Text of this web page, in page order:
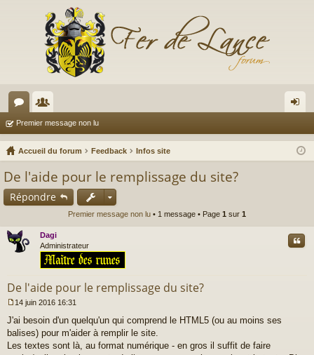
or
u
e
m ne
Premier message non lu
Accueil du forum Feedback Infos site
De l'aide pour le remplissage du site?
Répondre
Premier message non lu • 1 message • Page 1 sur 1
Dagi
Administrateur
De l'aide pour le remplissage du site?
Citer
e
s
14 juin 2016 16:31
J'ai besoin d'un quelqu'un qui comprend le HTML5 (ou au moins ses
balises) pour m'aider à remplir le site.
Les textes sont là, au format numérique - en gros il suffit de faire